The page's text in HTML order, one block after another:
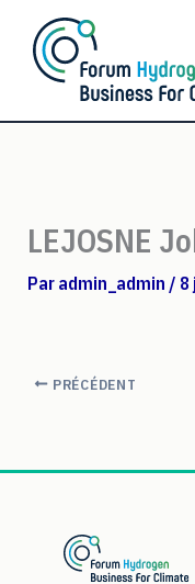
contenu
LEJOSNE
Paradmin_admin / 8
PRÉCÉDENT